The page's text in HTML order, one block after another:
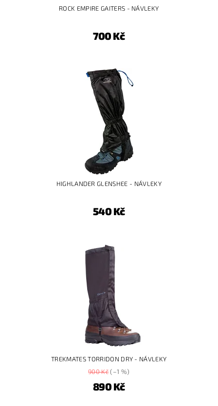
ROCK EMPIRE GAITERS - NÁVLEKY
700 Kč
HIGHLANDER GLENSHEE - NÁVLEKY
540 Kč
TREKMATES TORRIDON DRY - NÁVLEKY
900 Kč(–1 %)
890 Kč